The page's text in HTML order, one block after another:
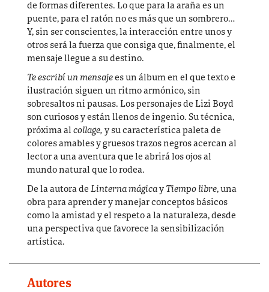
de formas diferentes. Lo que para la araña es un
puente, para el ratón no es más que un sombrero…
Y, sin ser conscientes, la interacción entre unos y
otros será la fuerza que consiga que, finalmente, el
mensaje llegue a su destino.
Te escribí un mensajees un álbum en el que texto e
ilustración siguen un ritmo armónico, sin
sobresaltos ni pausas. Los personajes de Lizi Boyd
son curiosos y están llenos de ingenio. Su técnica,
próxima al collage, y su característica paleta de
colores amables y gruesos trazos negros acercan al
lector a una aventura que le abrirá los ojos al
mundo natural que lo rodea.
De la autora de Linterna mágicay Tiempo libre, una
obra para aprender y manejar conceptos básicos
como la amistad y el respeto a la naturaleza, desde
una perspectiva que favorece la sensibilización
artística.
Autores